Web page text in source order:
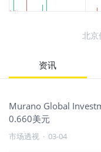
北京
资讯
Murano Global
0.660美元
市场透视 · 03-04